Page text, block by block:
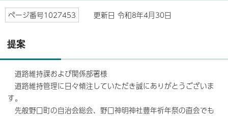
ページ番号1027453 更新日 令和8年4月30日
提案
道路維持課および関係部署様
道路維持管理に日々傾注していただき誠にありがとうございま
す。
先般野口町の自治会総会、野口神明神社豊年祈年祭の直会でも